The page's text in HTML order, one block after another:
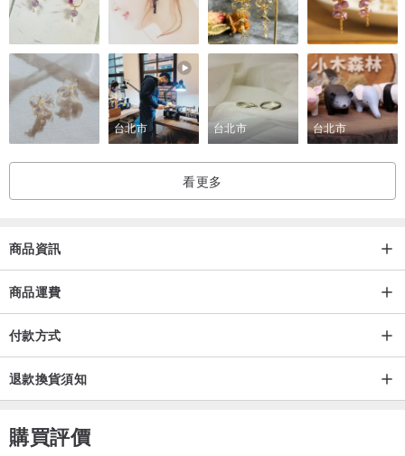
【關於運送】
-依訂單成立順序製作，如果急需可以先詢問看看。
-因花材比較脆弱，我們會盡力保護，運送過程中碰撞難免會有些許花
屑掉落，不會影響使用，如對商品完整性要求較高，建議選擇宅配。
如有嚴重損壞請通知設計師，會盡快為您確認處理。
歡迎來逛逛~
IG: floral_things_good_things
台北市 台北市 台北市
看更多
商品資訊
商品運費
付款方式
退款換貨須知
購買評價